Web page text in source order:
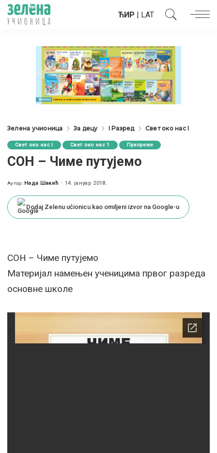
ЋИР | LAT
Зелена учионица За децу I Разред Свет око нас I
Свет око нас I Свет око нас 1 Припреме
СОН – Чиме путујемо
Posted
Аутор: Нада Шакић 14. јануар 2018.
Dodaj Zelenu učionicu kao omiljeni izvor na Google-u
СОН – Чиме путујемо
Материјал намењен ученицима првог разреда
основне школе